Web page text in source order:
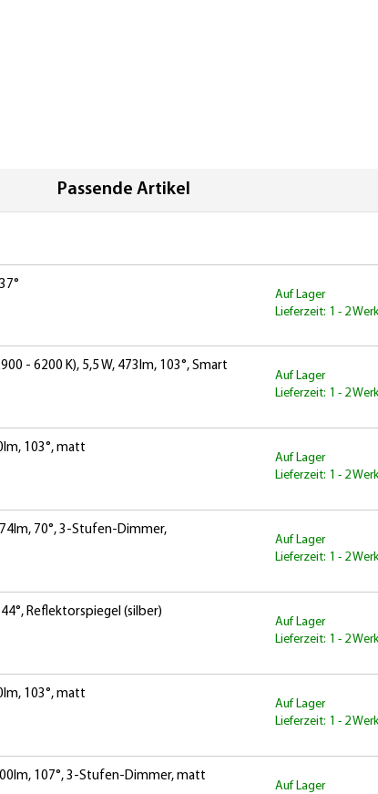
Passende Artikel
Auf Lager
Lieferzeit: 1 - 2
- 6200 K), 5,5 W, 473lm, 103°, Smart
Auf Lager
Lieferzeit: 1 - 2
103°, matt
Auf Lager
Lieferzeit: 1 - 2
70°, 3-Stufen-Dimmer,
Auf Lager
Lieferzeit: 1 - 2
Reflektorspiegel (silber)
Auf Lager
Lieferzeit: 1 - 2
103°, matt
Auf Lager
Lieferzeit: 1 - 2
107°, 3-Stufen-Dimmer, matt
Auf Lager